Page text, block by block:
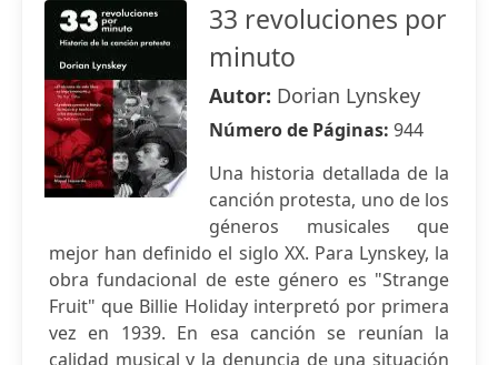
33 revoluciones por
minuto
Autor: Dorian Lynskey
Número de Páginas: 944
Una historia detallada de la
canción protesta, uno de los
géneros musicales que
mejor han definido el siglo XX. Para Lynskey, la
obra fundacional de este género es "Strange
Fruit" que Billie Holiday interpretó por primera
vez en 1939. En esa canción se reunían la
calidad musical y la denuncia de una situación